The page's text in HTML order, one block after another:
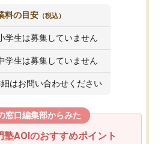
料の目安 （税込）
学生は募集していません
学生は募集していません
はお問い合わせください
窓口編集部からみた
塾AOIのおすすめポイント